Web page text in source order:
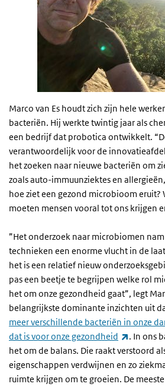
Marco van Es houdt zich zijn hele
bacteriën. Hij werkte twintig jaar als
een bedrijf dat probotica ontwikkelt.
verantwoordelijk voor de
het zoeken naar nieuwe bacteriën om
zoals auto-immuunziektes en
hoe ziet een gezond microbioom eruit?
moeten mensen vooral tot ons krijgen
”Het onderzoek naar microbiomen
technieken een enorme vlucht in de
het is een relatief nieuw
pas een beetje te begrijpen welke rol
het om onze gezondheid gaat”, legt
belangrijkste dominante inzichten uit
meer verschillende bacteriën in onze
dat is voor onze gezondheid
(externe
. In ons
het om de balans. Die raakt verstoord
eigenschappen verdwijnen en zo
ruimte krijgen om te groeien. De